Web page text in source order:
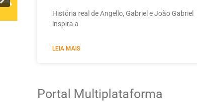
História real de Angello, Gabriel e João Gabriel
inspira a
LEIA MAIS
Portal Multiplataforma